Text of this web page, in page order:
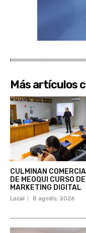
Más artículos
CULMINAN
DE MEOQUI CURSO DE
MARKETING DIGITAL
Local 8 agosto, 2026